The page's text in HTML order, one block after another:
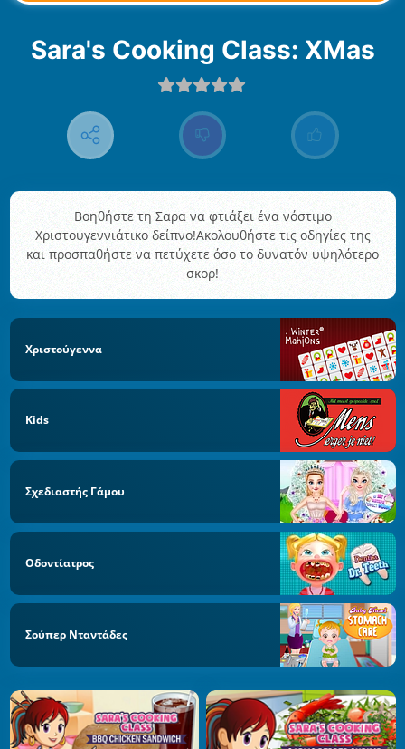
Sara's Cooking Class: XMas
Βοηθήστε τη Σαρα να φτιάξει ένα νόστιμο
Χριστουγεννιάτικο δείπνο!Ακολουθήστε τις οδηγίες της
και προσπαθήστε να πετύχετε όσο το δυνατόν υψηλότερο
σκορ!
Χριστούγεννα
Kids
Σχεδιαστής Γάμου
Οδοντίατρος
Σούπερ Νταντάδες